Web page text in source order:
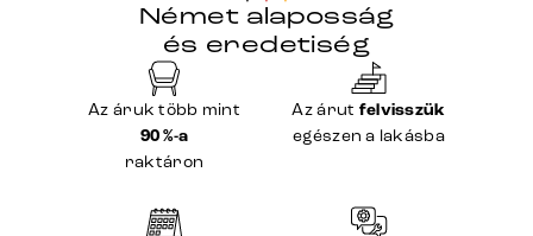
Német alaposság
és eredetiség
Az áruk több mint
90 %-a
raktáron
Az árut felvisszük
egészen a lakásba